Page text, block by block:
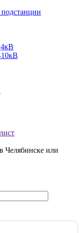
10кВ
в Челябинске или